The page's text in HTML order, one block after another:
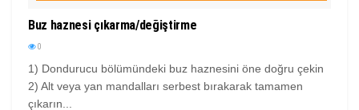
Buz haznesi çıkarma/değiştirme
0
1) Dondurucu bölümündeki buz haznesini öne doğru çekin
2) Alt veya yan mandalları serbest bırakarak tamamen
çıkarın...